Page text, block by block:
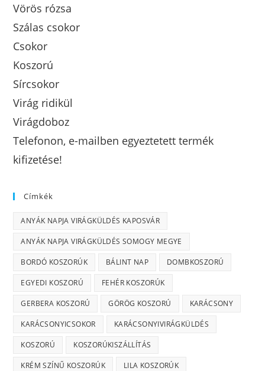
Vörös rózsa
Szálas csokor
Csokor
Koszorú
Sírcsokor
Virág ridikül
Virágdoboz
Telefonon, e-mailben egyeztetett termék
kifizetése!
Címkék
ANYÁK NAPJA VIRÁGKÜLDÉS KAPOSVÁR
ANYÁK NAPJA VIRÁGKÜLDÉS SOMOGY MEGYE
BORDÓ KOSZORÚK BÁLINT NAP DOMBKOSZORÚ
EGYEDI KOSZORÚ FEHÉR KOSZORÚK
GERBERA KOSZORÚ GÖRÖG KOSZORÚ KARÁCSONY
KARÁCSONYICSOKOR KARÁCSONYIVIRÁGKÜLDÉS
KOSZORÚ KOSZORÚKISZÁLLÍTÁS
KRÉM SZÍNŰ KOSZORÚK LILA KOSZORÚK